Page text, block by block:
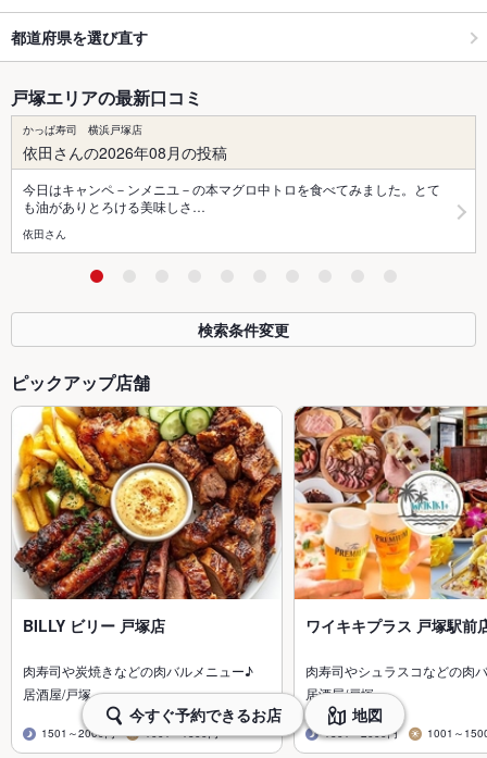
都道府県を選び直す
戸塚エリアの最新口コミ
かっぱ寿司 横浜戸塚店
依田さんの2026年08月の投稿
今日はキャンペ－ンメニユ－の本マグロ中トロを食べてみました。とて
も油がありとろける美味しさ…
依田さん
検索条件変更
ピックアップ店舗
BILLY ビリー 戸塚店
肉寿司や炭焼きなどの肉バルメニュー♪
居酒屋/戸塚
1501～2000円 1001～1500円
ワイキキプラス 戸塚駅前
肉寿司やシュラスコなどの肉
居酒屋/戸塚
1501～2000円 1001～
今すぐ予約できるお店 地図